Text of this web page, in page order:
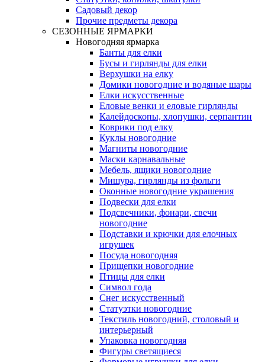
Садовый декор
Прочие предметы декора
СЕЗОННЫЕ ЯРМАРКИ
Новогодняя ярмарка
Банты для елки
Бусы и гирлянды для елки
Верхушки на елку
Домики новогодние и водяные шары
Елки искусственные
Еловые венки и еловые гирлянды
Калейдоскопы, хлопушки, серпантин
Коврики под елку
Куклы новогодние
Магниты новогодние
Маски карнавальные
Мебель, ящики новогодние
Мишура, гирлянды из фольги
Оконные новогодние украшения
Подвески для елки
Подсвечники, фонари, свечи
новогодние
Подставки и крючки для елочных
игрушек
Посуда новогодняя
Прищепки новогодние
Птицы для елки
Символ года
Снег искусственный
Статуэтки новогодние
Текстиль новогодний, столовый и
интерьерный
Упаковка новогодняя
Фигуры светящиеся